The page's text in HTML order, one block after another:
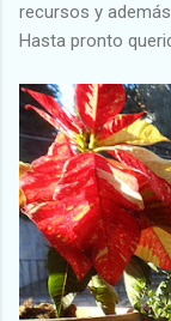
recursos y
Hasta pronto